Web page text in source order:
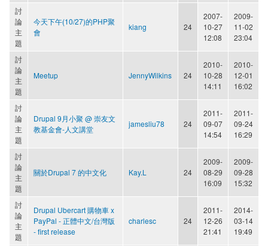
討
論
主
題
今天下午(10/27)的PHP聚
會
kiang 24
2007-
10-27
12:08
2009-
11-02
23:04
討
論
主
題
Meetup JennyWilkins 24
2010-
10-28
14:11
2010-
12-01
16:02
討
論
主
題
Drupal 9月小聚 @ 崇友文
教基金會-人文講堂
jamesliu78 24
2011-
09-07
14:54
2011-
09-24
16:29
討
論
主
題
關於Drupal 7 的中文化 Kay.L 24
2009-
08-29
16:09
2009-
09-28
15:32
討
論
主
題
Drupal Ubercart 購物車 x
PayPal - 正體中文/台灣版
- first release
charlesc 24
2011-
12-26
21:41
2014-
03-14
19:49